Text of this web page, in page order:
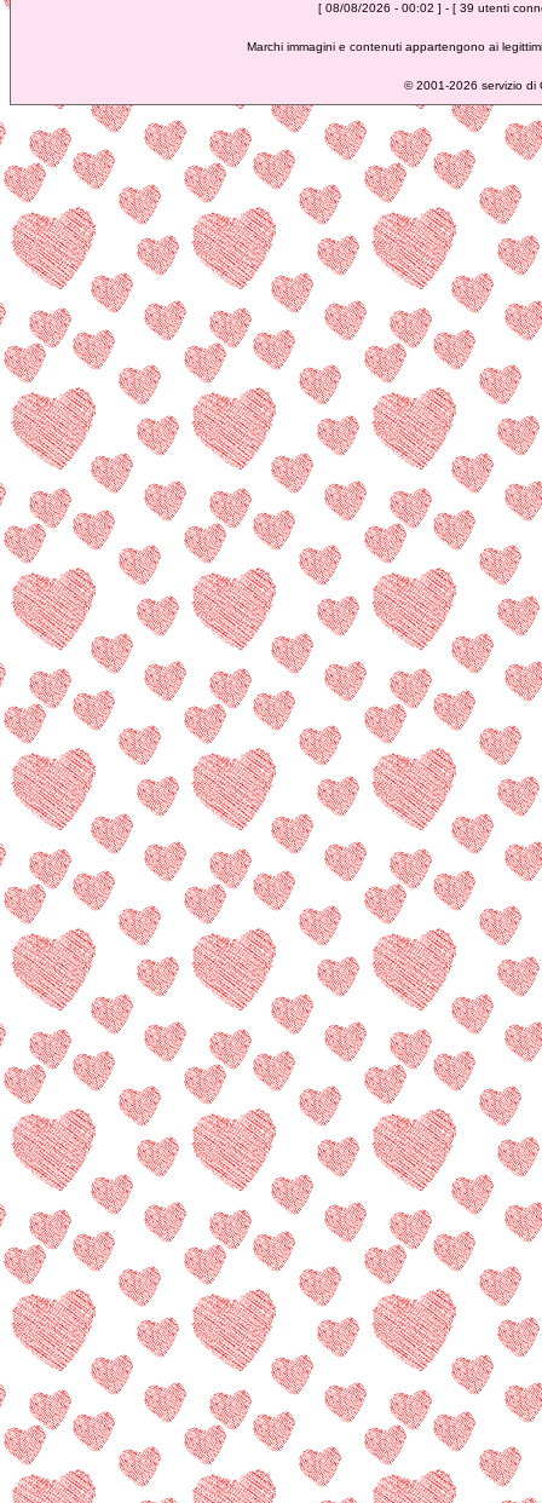
[ 08/08/2026 - 00:02 ] - [ 39 utenti
Marchi immagini e contenuti appartengono ai
©2001-2026 servizio di